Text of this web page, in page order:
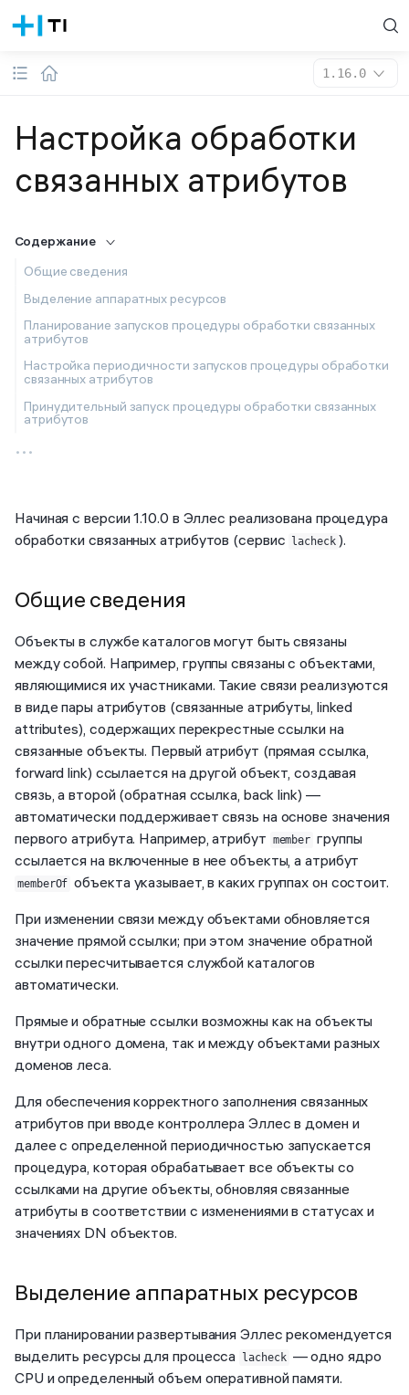
1.16.0
Настройка обработки
связанных атрибутов
Содержание
Общие сведения
Выделение аппаратных ресурсов
Планирование запусков процедуры обработки связанных
атрибутов
Настройка периодичности запусков процедуры обработки
связанных атрибутов
Принудительный запуск процедуры обработки связанных
атрибутов
...
Начиная с версии 1.10.0 в Эллес реализована процедура
обработки связанных атрибутов (сервис
lacheck ).
Общие сведения
Объекты в службе каталогов могут быть связаны
между собой. Например, группы связаны с объектами,
являющимися их участниками. Такие связи реализуются
в виде пары атрибутов (связанные атрибуты, linked
attributes), содержащих перекрестные ссылки на
связанные объекты. Первый атрибут (прямая ссылка,
forward link) ссылается на другой объект, создавая
связь, а второй (обратная ссылка, back link) —
автоматически поддерживает связь на основе значения
первого атрибута. Например, атрибут member группы
ссылается на включенные в нее объекты, а атрибут
memberOf объекта указывает, в каких группах он состоит.
При изменении связи между объектами обновляется
значение прямой ссылки; при этом значение обратной
ссылки пересчитывается службой каталогов
автоматически.
Прямые и обратные ссылки возможны как на объекты
внутри одного домена, так и между объектами разных
доменов леса.
Для обеспечения корректного заполнения связанных
атрибутов при вводе контроллера Эллес в домен и
далее с определенной периодичностью запускается
процедура, которая обрабатывает все объекты со
ссылками на другие объекты, обновляя связанные
атрибуты в соответствии с изменениями в статусах и
значениях DN объектов.
Выделение аппаратных ресурсов
При планировании развертывания Эллес рекомендуется
выделить ресурсы для процесса
lacheck — одно ядро
CPU и определенный объем оперативной памяти.